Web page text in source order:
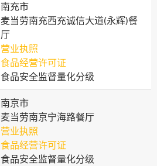
南充市
麦当劳南充西充诚信大道(永辉)餐
厅
营业执照
食品经营许可证
食品安全监督量化分级
南京市
麦当劳南京宁海路餐厅
营业执照
食品经营许可证
食品安全监督量化分级